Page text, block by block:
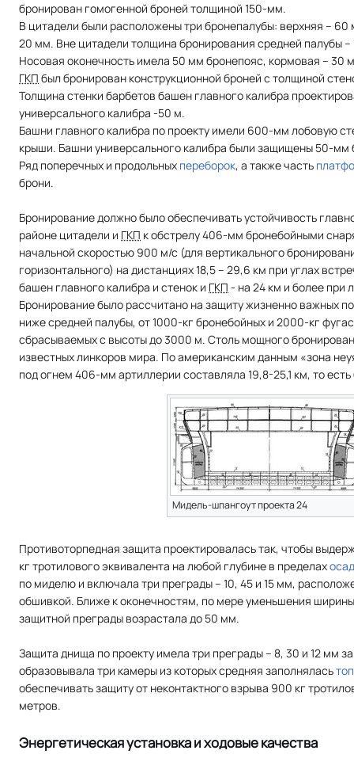
бронирован гомогенной броней толщиной 150-мм.
В цитадели были расположены три бронепалубы: верхняя –
20 мм. Вне цитадели толщина бронирования средней палубы
Носовая оконечность имела 50 мм бронепояс, кормовая – 30
ГКП был бронирован конструкционной броней с толщиной
Толщина стенки барбетов башен главного калибра
универсального калибра -50 м.
Башни главного калибра по проекту имели 600-мм лобовую
крыши. Башни универсального калибра были защищены 50-мм
Ряд поперечных и продольных переборок, а также часть
брони.
Бронирование должно было обеспечивать устойчивость
районе цитадели и ГКП к обстрелу 406-мм бронебойными
начальной скоростью 900 м/с (для вертикального
горизонтального) на дистанциях 18,5 – 29,6 км при углах
башен главного калибра и стенок и ГКП - на 24 км и более при
Бронирование было рассчитано на защиту жизненно важных
ниже средней палубы, от 1000-кг бронебойных и 2000-кг
сбрасываемых с высоты до 3000 м. Столь мощного
известных линкоров мира. По американским данным «зона
под огнем 406-мм артиллерии составляла 19,8-25,1 км, то
Мидель-шпангоут проекта 24
Противоторпедная защита проектировалась так, чтобы
кг тротилового эквивалента на любой глубине в пределах
по миделю и включала три преграды – 10, 45 и 15 мм,
обшивкой. Ближе к оконечностям, по мере уменьшения
защитной преграды возрастала до 50 мм.
Защита днища по проекту имела три преграды – 8, 30 и 12 мм
образовывала три камеры из которых средняя заполнялась
обеспечивать защиту от неконтактного взрыва 900 кг
метров.
Энергетическая установка и ходовые качества